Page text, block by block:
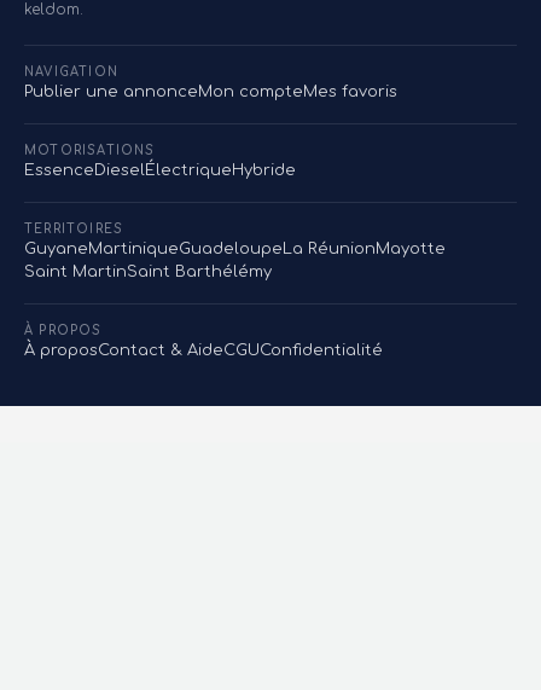
keldom.
NAVIGATION
Publier une annonceMon compteMes favoris
MOTORISATIONS
Essence DieselÉlectriqueHybride
TERRITOIRES
GuyaneMartiniqueGuadeloupe La RéunionMayotte
Saint MartinSaint Barthélémy
À PROPOS
À proposContact & AideCGUConfidentialité